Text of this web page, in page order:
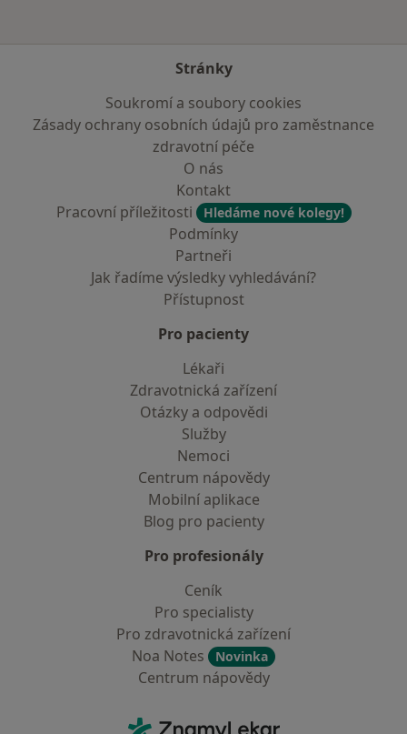
Stránky
Soukromí a soubory cookies
Zásady ochrany osobních údajů pro zaměstnance
zdravotní péče
O nás
Kontakt
Pracovní příležitosti
Hledáme nové kolegy!
Podmínky
Partneři
Jak řadíme výsledky vyhledávání?
Přístupnost
Pro pacienty
Lékaři
Zdravotnická zařízení
Otázky a odpovědi
Služby
Nemoci
Centrum nápovědy
Mobilní aplikace
Blog pro pacienty
Pro profesionály
Ceník
Pro specialisty
Pro zdravotnická zařízení
Noa Notes
Novinka
Centrum nápovědy
ZnamyLekar - Hlavní stránka